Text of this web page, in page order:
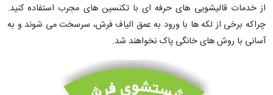
از خدمات قالیشویی های حرفه ای با تکنسین های مجرب استفاده کنید.
چراکه برخی از لکه ها با ورود به عمق الیاف فرش، سرسخت می شوند و به
آسانی با روش های خانگی پاک نخواهند شد.